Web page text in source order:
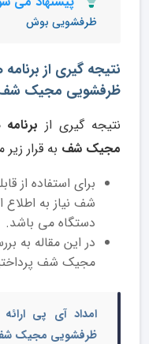
ظرفشویی بوش
نتیجه گیری از
ظرفشویی مجیک
نتیجه گیری از
مجیک شف به قرار
برای استفاده
شف نیاز به
دستگاه می باشد.
در این مقاله به
مجیک شف
امداد آی پی
ظرفشویی مجیک